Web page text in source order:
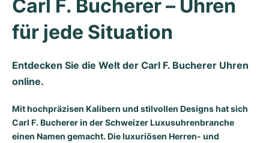
Roadster
Gebraucht
Damenuhren
Montbrillant
Gebraucht
Damenuhren
Gebraucht
Carl F. Bucherer – Uhren
für jede Situation
Entdecken Sie die Welt der Carl F. Bucherer Uhren
online.
Mit hochpräzisen Kalibern und stilvollen Designs hat sich
Carl F. Bucherer in der Schweizer Luxusuhrenbranche
einen Namen gemacht. Die luxuriösen Herren- und